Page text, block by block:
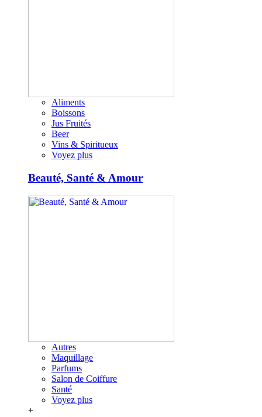
Aliments
Boissons
Jus Fruités
Beer
Vins & Spiritueux
Voyez plus
Beauté, Santé & Amour
Autres
Maquillage
Parfums
Salon de Coiffure
Santé
Voyez plus
+